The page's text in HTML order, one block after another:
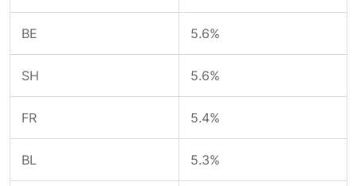
BE 5.6%
SH 5.6%
FR 5.4%
BL 5.3%